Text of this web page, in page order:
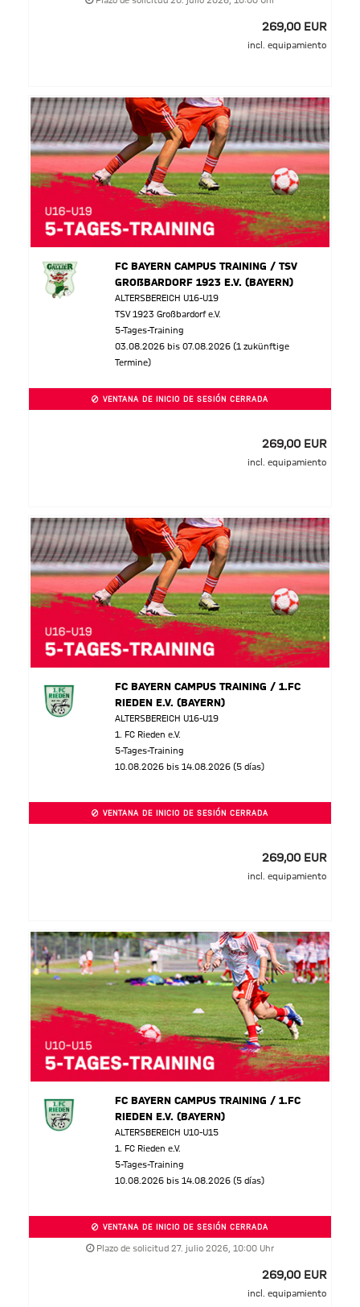
269,00 EUR
incl. equipamiento
FC BAYERN CAMPUS TRAINING / TSV
GROßBARDORF 1923 E.V. (BAYERN)
ALTERSBEREICH U16-U19
TSV 1923 Großbardorf e.V.
5-Tages-Training
03.08.2026 bis 07.08.2026 (1 zukünftige
Termine)
VENTANA DE INICIO DE SESIÓN CERRADA
269,00 EUR
incl. equipamiento
FC BAYERN CAMPUS TRAINING / 1.FC
RIEDEN E.V. (BAYERN)
ALTERSBEREICH U16-U19
1. FC Rieden e.V.
5-Tages-Training
10.08.2026 bis 14.08.2026 (5 días)
VENTANA DE INICIO DE SESIÓN CERRADA
269,00 EUR
incl. equipamiento
FC BAYERN CAMPUS TRAINING / 1.FC
RIEDEN E.V. (BAYERN)
ALTERSBEREICH U10-U15
1. FC Rieden e.V.
5-Tages-Training
10.08.2026 bis 14.08.2026 (5 días)
VENTANA DE INICIO DE SESIÓN CERRADA
Plazo de solicitud 27. julio 2026, 10:00 Uhr
269,00 EUR
incl. equipamiento